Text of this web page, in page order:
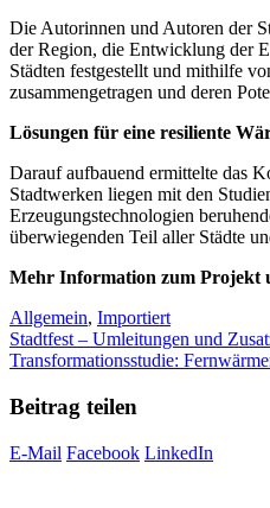
Die Autorinnen und Autoren der
der Region, die Entwicklung der
Städten festgestellt und mithilfe
zusammengetragen und deren
Lösungen für eine resiliente
Darauf aufbauend ermittelte das
Stadtwerken liegen mit den
Erzeugungstechnologien
überwiegenden Teil aller Städte
Mehr Information zum Projekt
Kategorien
Allgemein, Importiert
Stadtfest – Umleitungen und
Transformationsstudie:
Beitrag teilen
E-Mail Facebook LinkedIn